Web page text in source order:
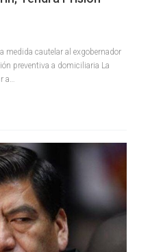
medida cautelar al exgobernador
preventiva a domiciliaria La
a…